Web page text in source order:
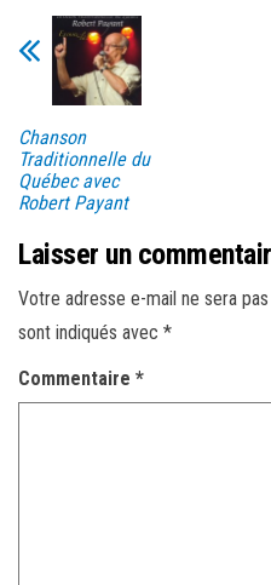
Chanson
Traditionnelle du
Québec avec
Robert Payant
Laisser un
Votre adresse e-mail ne sera
sont indiqués avec *
Commentaire *